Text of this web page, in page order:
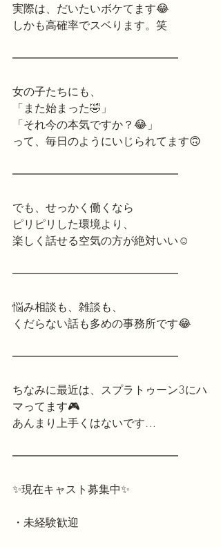
実際は、だいたいボケてます😂
しかも高確率でスベります。笑
━━━━━━━━━━━━━━━
女の子たちにも、
「また始まった🤣」
「それ今の本気ですか？😂」
って、毎日のようにいじられてます🙃
━━━━━━━━━━━━━━━
でも、せっかく働くなら
ピリピリした環境より、
楽しく話せる空気の方が絶対いい☺️
━━━━━━━━━━━━━━━
悩み相談も、雑談も、
くだらない話も多めの事務所です😂
━━━━━━━━━━━━━━━
ちなみに最近は、スプラトゥーン3にハ
マってます🎮
あんまり上手くはないです…
━━━━━━━━━━━━━━━
✨現在キャスト募集中✨
・未経験歓迎